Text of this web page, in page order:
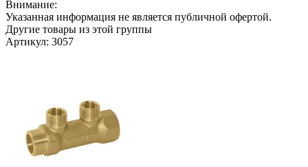
Внимание:
Указанная информация не является публичной офертой.
Другие товары из этой группы
Артикул: 3057